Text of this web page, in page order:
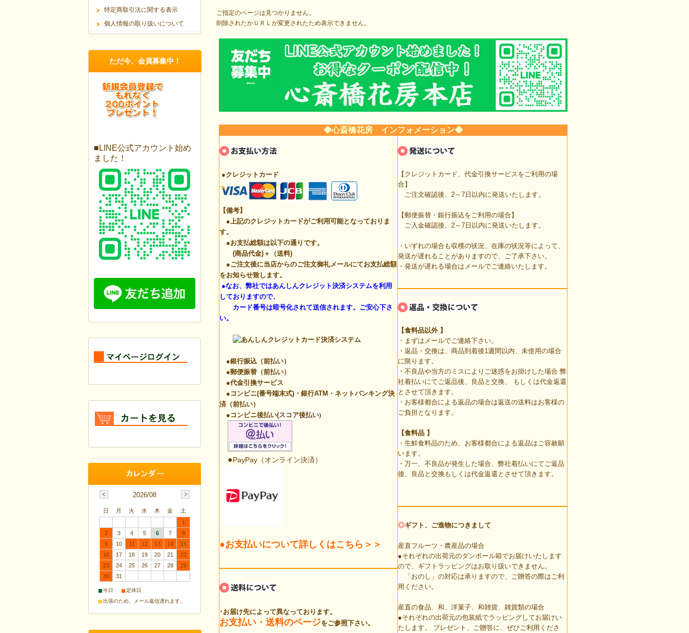
ご指定のページは見つかりません。
削除されたかＵＲＬが変更されたため表示できません。
◆心斎橋花房 インフォメーション◆
●クレジットカード
【備考】
●上記のクレジットカードがご利用可能となっておりま
す。
●お支払総額は以下の通りです。
(商品代金)＋（送料)
●ご注文後に当店からのご注文御礼メールにてお支払総額
をお知らせ致します。
●なお、弊社ではあんしんクレジット決済システムを利用
しておりますので、
カード番号は暗号化されて送信されます。ご安心下さ
い。
●銀行振込（前払い）
●郵便振替（前払い）
●代金引換サービス
●コンビニ(番号端末式)・銀行ATM・ネットバンキング決
済（前払い）
●コンビニ後払い(スコア後払い)
●PayPay（オンライン決済）
●お支払いについて詳しくはこちら＞＞
･お届け先によって異なっております。
お支払い・送料のページをご参照下さい。
【クレジットカード、代金引換サービスをご利用の場
合】
ご注文確認後、2～7日以内に発送いたします。
【郵便振替・銀行振込をご利用の場合】
ご入金確認後、2～7日以内に発送いたします。
・いずれの場合も収穫の状況、在庫の状況等によって、
発送が遅れることがありますので、ご了承下さい。
・発送が遅れる場合はメールでご連絡いたします。
【食料品以外 】
・まずはメールでご連絡下さい。
・返品・交換は、商品到着後1週間以内、未使用の場合
に限ります。
・不良品や当方のミスによりご迷惑をお掛けした場合 弊
社着払いにてご返品後、良品と交換、 もしくは代金返還
とさせて頂きます。
・お客様都合による返品の場合は返送の送料はお客様の
ご負担となります。
【食料品 】
・生鮮食料品のため、お客様都合による返品はご容赦願
います。
・万一、不良品が発生した場合、弊社着払いにてご返品
後、良品と交換もしくは代金返還とさせて頂きます。
◎ギフト、ご進物につきまして
産直フルーツ・農産品の場合
●それぞれの出荷元のダンボール箱でお届けいたします
ので、ギフトラッピングはお取り扱いできません。
「おのし」の対応は承りますので、ご贈答の際はご利
用ください。
産直の食品、和、洋菓子、和雑貨、雑貨類の場合
●それぞれの出荷元の包装紙でラッピングしてお届けい
たします。 プレゼント、ご贈答に、ぜひご利用くださ
特定商取引法に関する表示
個人情報の取り扱いについて
ただ今、会員募集中！
■LINE公式アカウント始め
ました！
2026/08
日 月 火 水 木 金
土
1
2
3 4 5 6 7
8
9
10 11 12 13 14
15
16
17 18 19 20 21
22
23
24 25 26 27 28
29
30
31
■今日 ■定休日
■出張のため、メール返信遅れます。